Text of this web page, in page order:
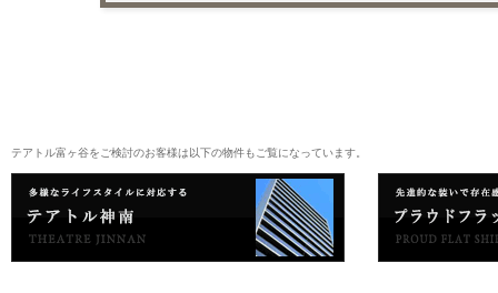
テアトル富ヶ谷をご検討のお客様は以下の物件もご覧になっています。